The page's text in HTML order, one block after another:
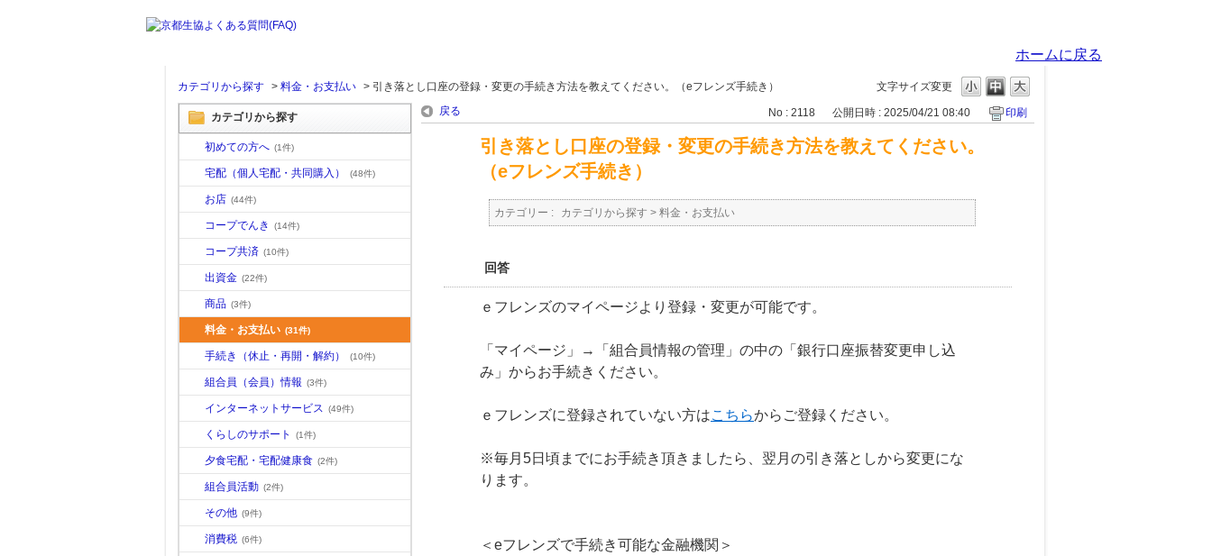
ホームに戻る
文字サイズ変更
カテゴリから探す > 料金・お支払い > 引き落とし口座の登録・変更の手続き方法を教えてください。（eフレンズ手続き）
カテゴリから探す
初めての方へ (1件)
宅配（個人宅配・共同購入） (48件)
お店 (44件)
コープでんき (14件)
コープ共済 (10件)
出資金 (22件)
商品 (3件)
料金・お支払い (31件)
手続き（休止・再開・解約） (10件)
組合員（会員）情報 (3件)
インターネットサービス (49件)
くらしのサポート (1件)
夕食宅配・宅配健康食 (2件)
組合員活動 (2件)
その他 (9件)
消費税 (6件)
戻る No : 2118 公開日時 : 2025/04/21 08:40 印刷
引き落とし口座の登録・変更の手続き方法を教えてください。
（eフレンズ手続き）
カテゴリー : カテゴリから探す > 料金・お支払い
回答
ｅフレンズのマイページより登録・変更が可能です。
「マイページ」→「組合員情報の管理」の中の「銀行口座振替変更申し込
み」からお手続きください。
ｅフレンズに登録されていない方はこちらからご登録ください。
※毎月5日頃までにお手続き頂きましたら、翌月の引き落としから変更にな
ります。
＜eフレンズで手続き可能な金融機関＞